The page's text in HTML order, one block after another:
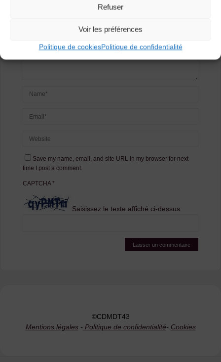
Refuser
Voir les préférences
Politique de cookiesPolitique de confidentialité
Save my name, email, and site URL in my browser for next
time I post a comment.
CAPTCHA*
Saisissez le texte affiché ci-dessus:
©CDMDT43
Mentions légales- Politique de confidentialité- Cookies